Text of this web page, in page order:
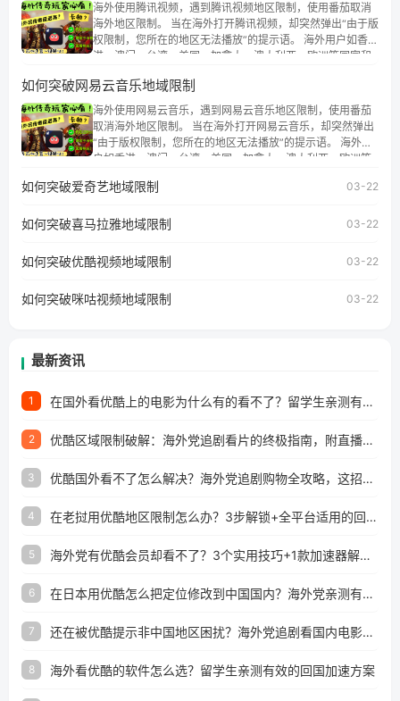
海外使用腾讯视频，遇到腾讯视频地区限制，使用番茄取消
海外地区限制。 当在海外打开腾讯视频，却突然弹出“由于版
权限制，您所在的地区无法播放”的提示语。 海外用户如香
港、澳门、台湾、美国、加拿大、澳大利亚、欧洲等国家和
权限制问题，且仅能在中国大陆地区播放。 遇到这个问题的
朋友们，使用番茄回国加速器，即可解决「海外用户收听腾
讯视频地区版权限制」的问题，无论人在香港、澳门、台
湾、美国、加拿大、澳大利亚、欧洲等国家和地区工作、留
学、定居等，都可以使用，不再因地区和版权限制所困扰。
如何突破网易云音乐地域限制
海外使用网易云音乐，遇到网易云音乐地区限制，使用番茄
取消海外地区限制。 当在海外打开网易云音乐，却突然弹出
“由于版权限制，您所在的地区无法播放”的提示语。 海外用
户如香港、澳门、台湾、美国、加拿大、澳大利亚、欧洲等
地区及版权限制问题，且仅能在中国大陆地区播放。 遇到这
户收听网易云音乐地区版权限制」的问题，无论人在香港、
工作、留学、定居等，都可以使用，不再因地区和版权限制
所困扰。
如何突破爱奇艺地域限制 03-22
如何突破喜马拉雅地域限制 03-22
如何突破优酷视频地域限制 03-22
如何突破咪咕视频地域限制 03-22
最新资讯
1 在国外看优酷上的电影为什么有的看不了？留学生亲测有效的回国加速方案
2 优酷区域限制破解：海外党追剧看片的终极指南，附直播欧冠+1905电影网解决方案
3 优酷国外看不了怎么解决？海外党追剧购物全攻略，这招亲测有效！
4 在老挝用优酷地区限制怎么办？3步解锁+全平台适用的回国加速器指南
5 海外党有优酷会员却看不了？3个实用技巧+1款加速器解决追剧&金融APP难题
6 在日本用优酷怎么把定位修改到中国国内？海外党亲测有效的回国加速指南
7 还在被优酷提示非中国地区困扰？海外党追剧看国内电影的正确打开方式
8 海外看优酷的软件怎么选？留学生亲测有效的回国加速方案